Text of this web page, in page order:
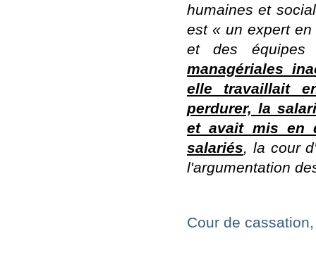
humaines et
est « un expert
et des
managériales
elle travaillait
perdurer, la
et avait mis en
salariés, la cour
l'argumentation
Cour de